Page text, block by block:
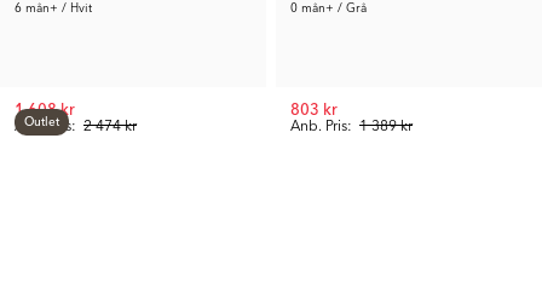
6 mån+ / Hvit
Anb. Pris: 2 474 kr
1 608 kr
0 mån+ / Grå
Anb. Pris: 1 389 kr
803 kr
Outlet